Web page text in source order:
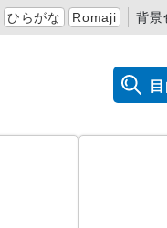
ひらがな Romaji 背景